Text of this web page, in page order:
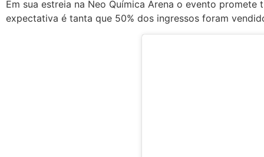
Em sua estreia na Neo Química Arena o evento
expectativa é tanta que 50% dos ingressos foram